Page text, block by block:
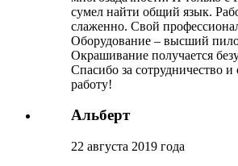
сумел найти общий язык.
слаженно. Свой
Оборудование – высший
Окрашивание получается
Спасибо за сотрудничество
работу!
Альберт
22 августа 2019 года